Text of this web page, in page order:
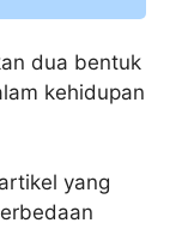
dua bentuk
kehidupan
yang